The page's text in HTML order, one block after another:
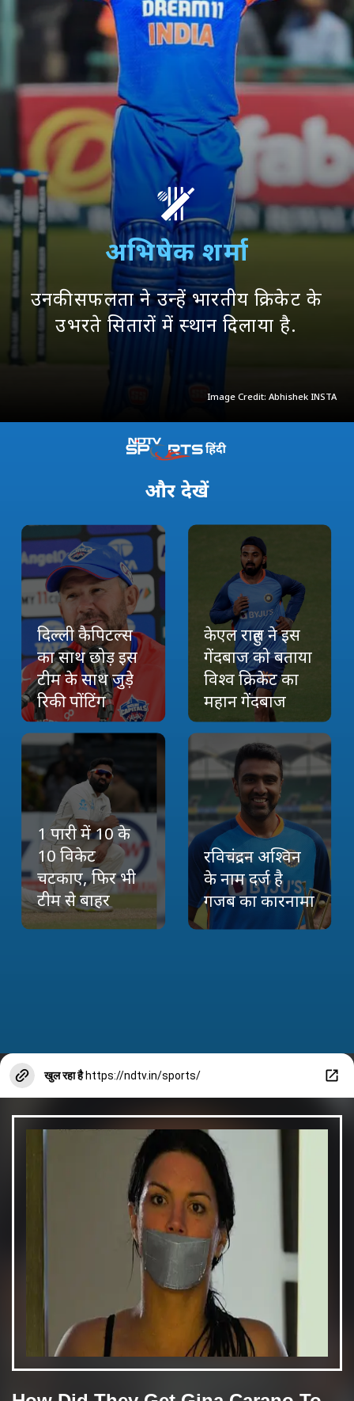
Image Credit: Abhishek INSTA
अभिषेक शर्मा
उनकी सफलता ने उन्हें भारतीय क्रिकेट के
उभरते सितारों में स्थान दिलाया है.
और देखें
केएल राहुल ने इस
गेंदबाज को बताया
विश्व क्रिकेट का
महान गेंदबाज
1 पारी में 10 के
10 विकेट
चटकाए, फिर भी
टीम से बाहर
रविचंद्रन अश्विन
के नाम दर्ज है
गजब का कारनामा
दिल्ली कैपिटल्स
का साथ छोड़ इस
टीम के साथ जुड़े
रिकी पोंटिंग
खुल रहा है https://ndtv.in/sports/